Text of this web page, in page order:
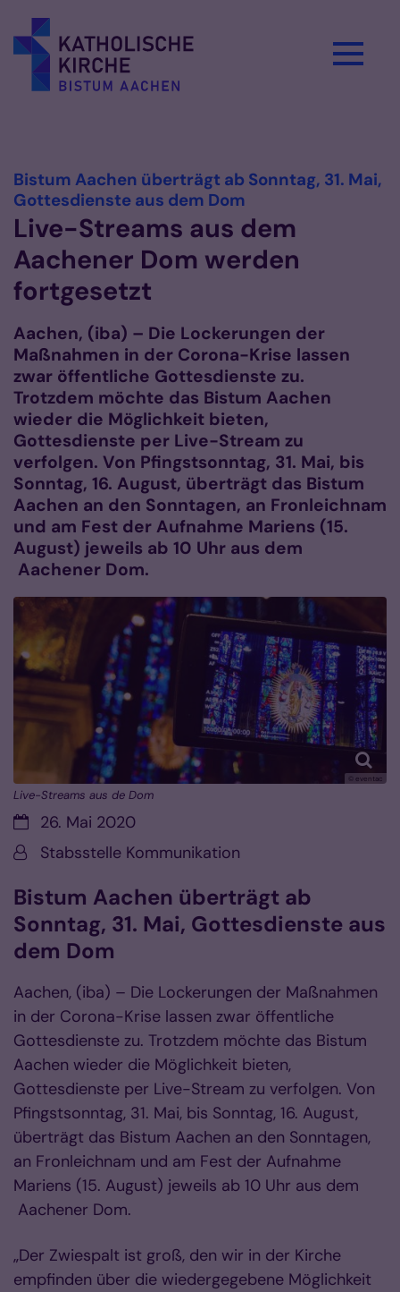
Bistum Aachen überträgt ab Sonntag, 31. Mai,
Gottesdienste aus dem Dom
Live-Streams aus dem
Aachener Dom werden
fortgesetzt
Aachen, (iba) – Die Lockerungen der
Maßnahmen in der Corona-Krise lassen
zwar öffentliche Gottesdienste zu.
Trotzdem möchte das Bistum Aachen
wieder die Möglichkeit bieten,
Gottesdienste per Live-Stream zu
verfolgen. Von Pfingstsonntag, 31. Mai, bis
Sonntag, 16. August, überträgt das Bistum
Aachen an den Sonntagen, an Fronleichnam
und am Fest der Aufnahme Mariens (15.
August) jeweils ab 10 Uhr aus dem
Aachener Dom.
© eventac
Live-Streams aus de Dom
Datum:26. Mai 2020
Von:Stabsstelle Kommunikation
Bistum Aachen überträgt ab
Sonntag, 31. Mai, Gottesdienste aus
dem Dom
Aachen, (iba) – Die Lockerungen der Maßnahmen
in der Corona-Krise lassen zwar öffentliche
Gottesdienste zu. Trotzdem möchte das Bistum
Aachen wieder die Möglichkeit bieten,
Gottesdienste per Live-Stream zu verfolgen. Von
Pfingstsonntag, 31. Mai, bis Sonntag, 16. August,
überträgt das Bistum Aachen an den Sonntagen,
an Fronleichnam und am Fest der Aufnahme
Mariens (15. August) jeweils ab 10 Uhr aus dem
Aachener Dom.
„Der Zwiespalt ist groß, den wir in der Kirche
empfinden über die wiedergegebene Möglichkeit